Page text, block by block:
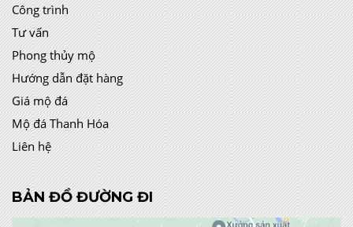
Công trình
Tư vấn
Phong thủy mộ
Hướng dẫn đặt hàng
Giá mộ đá
Mộ đá Thanh Hóa
Liên hệ
BẢN ĐỒ ĐƯỜNG ĐI